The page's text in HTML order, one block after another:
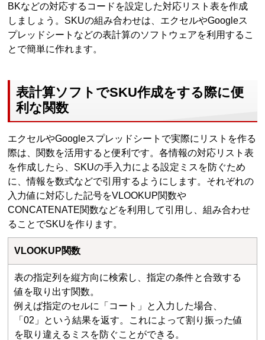
BKなどの対応するコードを設定した対応リスト表を作成
しましょう。SKUの組み合わせは、エクセルやGoogleス
プレッドシートなどの表計算のソフトウェアを利用するこ
とで簡単に作れます。
表計算ソフトでSKU作成をする際に便
利な関数
エクセルやGoogleスプレッドシートで実際にリストを作る
際は、関数を活用すると便利です。各情報の対応リスト表
を作成したら、SKUの手入力による設定ミスを防ぐため
に、情報を数式などで引用するようにします。それぞれの
入力値に対応した記号をVLOOKUP関数や
CONCATENATE関数などを利用して引用し、組み合わせ
ることでSKUを作ります。
VLOOKUP関数
表の指定列を縦方向に検索し、指定の条件と合致する
値を取り出す関数。
例えば指定のセルに「コート」と入力した場合、
「02」という結果を返す。これによって割り振った値
を取り違えるミスを防ぐことができる。